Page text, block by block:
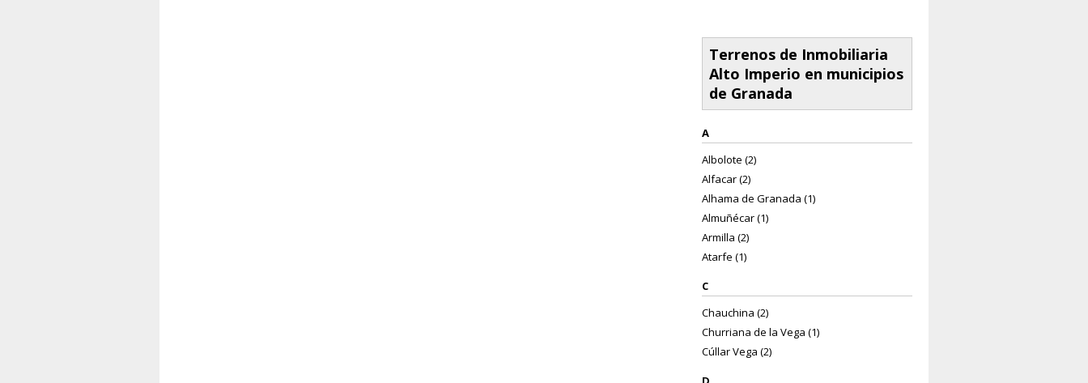
Terrenos de Inmobiliaria
Alto Imperio en municipios
de Granada
A
Albolote (2)
Alfacar (2)
Alhama de Granada (1)
Almuñécar (1)
Armilla (2)
Atarfe (1)
C
Chauchina (2)
Churriana de la Vega (1)
Cúllar Vega (2)